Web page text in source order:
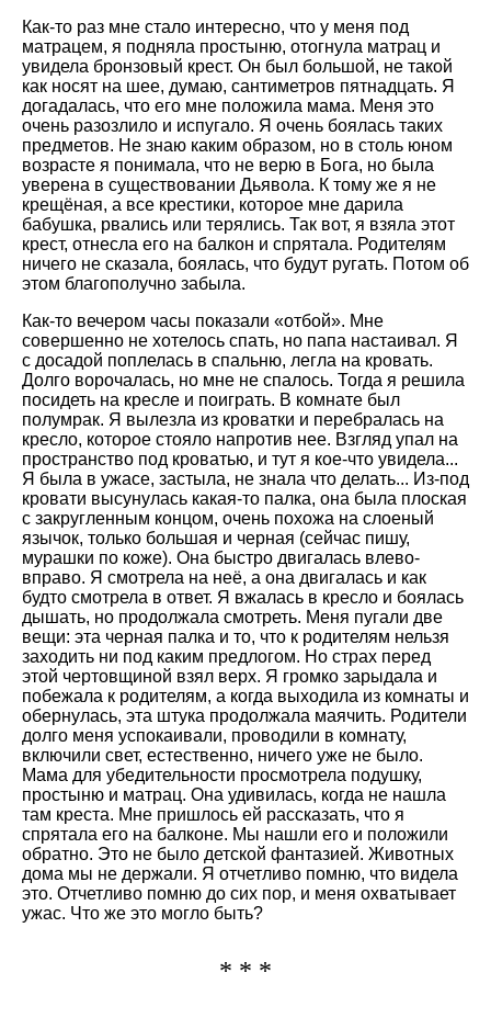
Как-то раз мне стало интересно, что у меня под
матрацем, я подняла простыню, отогнула матрац и
увидела бронзовый крест. Он был большой, не такой
как носят на шее, думаю, сантиметров пятнадцать. Я
догадалась, что его мне положила мама. Меня это
очень разозлило и испугало. Я очень боялась таких
предметов. Не знаю каким образом, но в столь юном
возрасте я понимала, что не верю в Бога, но была
уверена в существовании Дьявола. К тому же я не
крещёная, а все крестики, которое мне дарила
бабушка, рвались или терялись. Так вот, я взяла этот
крест, отнесла его на балкон и спрятала. Родителям
ничего не сказала, боялась, что будут ругать. Потом об
этом благополучно забыла.
Как-то вечером часы показали «отбой». Мне
совершенно не хотелось спать, но папа настаивал. Я
с досадой поплелась в спальню, легла на кровать.
Долго ворочалась, но мне не спалось. Тогда я решила
посидеть на кресле и поиграть. В комнате был
полумрак. Я вылезла из кроватки и перебралась на
кресло, которое стояло напротив нее. Взгляд упал на
пространство под кроватью, и тут я кое-что увидела...
Я была в ужасе, застыла, не знала что делать... Из-под
кровати высунулась какая-то палка, она была плоская
с закругленным концом, очень похожа на слоеный
язычок, только большая и черная (сейчас пишу,
мурашки по коже). Она быстро двигалась влево-
вправо. Я смотрела на неё, а она двигалась и как
будто смотрела в ответ. Я вжалась в кресло и боялась
дышать, но продолжала смотреть. Меня пугали две
вещи: эта черная палка и то, что к родителям нельзя
заходить ни под каким предлогом. Но страх перед
этой чертовщиной взял верх. Я громко зарыдала и
побежала к родителям, а когда выходила из комнаты и
обернулась, эта штука продолжала маячить. Родители
долго меня успокаивали, проводили в комнату,
включили свет, естественно, ничего уже не было.
Мама для убедительности просмотрела подушку,
простыню и матрац. Она удивилась, когда не нашла
там креста. Мне пришлось ей рассказать, что я
спрятала его на балконе. Мы нашли его и положили
обратно. Это не было детской фантазией. Животных
дома мы не держали. Я отчетливо помню, что видела
это. Отчетливо помню до сих пор, и меня охватывает
ужас. Что же это могло быть?
* * *